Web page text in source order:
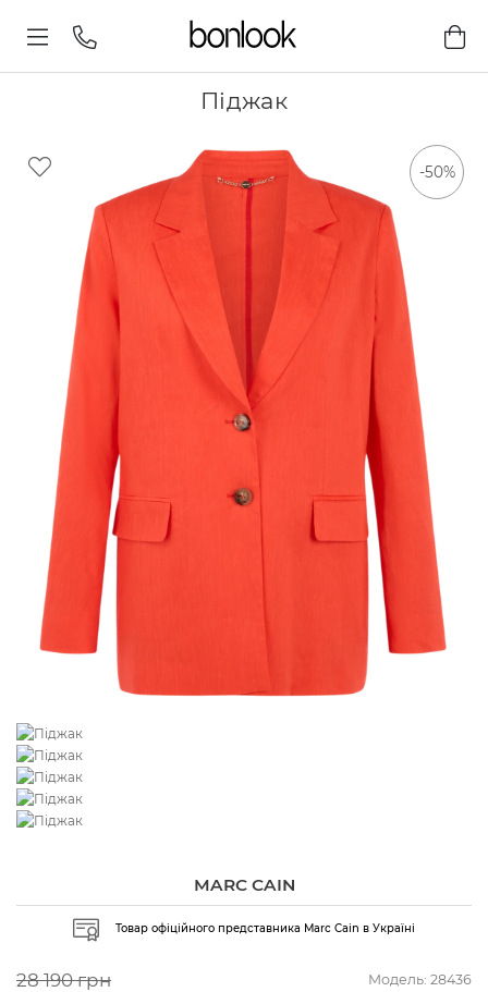
Піджак
-50%
MARC CAIN
Товар офіційного представника Marc Cain в Україні
Модель: 28436
28 190 грн